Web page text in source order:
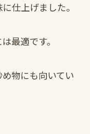
仕上げました。
最適です。
物にも向いてい